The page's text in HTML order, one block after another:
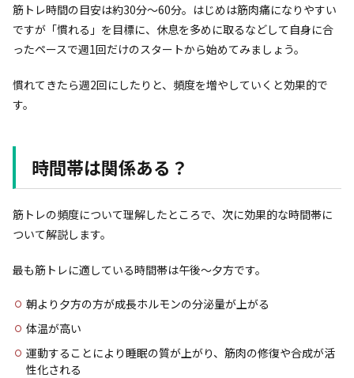
筋トレ時間の目安は約30分～60分。はじめは筋肉痛になりやすい
ですが「慣れる」を目標に、休息を多めに取るなどして自身に合
ったペースで週1回だけのスタートから始めてみましょう。
慣れてきたら週2回にしたりと、頻度を増やしていくと効果的で
す。
時間帯は関係ある？
筋トレの頻度について理解したところで、次に効果的な時間帯に
ついて解説します。
最も筋トレに適している時間帯は午後～夕方です。
朝より夕方の方が成長ホルモンの分泌量が上がる
体温が高い
運動することにより睡眠の質が上がり、筋肉の修復や合成が活
性化される